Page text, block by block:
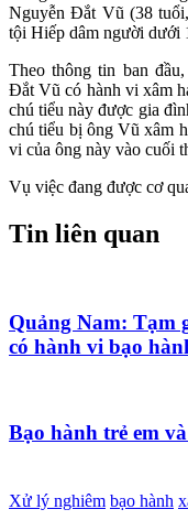
Nguyễn Đắt Vũ (38
tội Hiếp dâm người dưới
Theo thông tin ban
Đắt Vũ có hành vi xâm
chú tiểu này được gia
chú tiểu bị ông Vũ xâm
vi của ông này vào cuối
Vụ việc đang được cơ
Tin liên quan
Quảng Nam: Tạm
có hành vi bạo
Bạo hành trẻ em
Xử lý nghiêm bạo hành